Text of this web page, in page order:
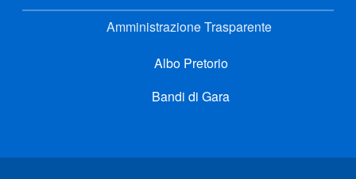
Amministrazione Trasparente
Albo Pretorio
Bandi di Gara